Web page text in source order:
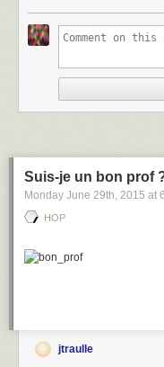
Suis-je un bon prof
Monday June 29th, 2015 at
HOP
jtraulle